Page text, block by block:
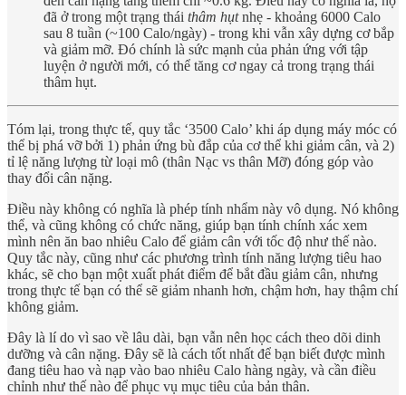
đã ở trong một trạng thái thâm hụtnhẹ - khoảng 6000 Calo
sau 8 tuần (~100 Calo/ngày) - trong khi vẫn xây dựng cơ bắp
và giảm mỡ. Đó chính là sức mạnh của phản ứng với tập
luyện ở người mới, có thể tăng cơ ngay cả trong trạng thái
thâm hụt.
Tóm lại, trong thực tế, quy tắc ‘3500 Calo’ khi áp dụng máy móc có
thể bị phá vỡ bởi 1) phản ứng bù đắp của cơ thể khi giảm cân, và 2)
tỉ lệ năng lượng từ loại mô (thân Nạc vs thân Mỡ) đóng góp vào
thay đổi cân nặng.
Điều này không có nghĩa là phép tính nhẩm này vô dụng. Nó không
thể, và cũng không có chức năng, giúp bạn tính chính xác xem
mình nên ăn bao nhiêu Calo để giảm cân với tốc độ như thế nào.
Quy tắc này, cũng như các phương trình tính năng lượng tiêu hao
khác, sẽ cho bạn một xuất phát điểm để bắt đầu giảm cân, nhưng
trong thực tế bạn có thể sẽ giảm nhanh hơn, chậm hơn, hay thậm chí
không giảm.
Đây là lí do vì sao về lâu dài, bạn vẫn nên học cách theo dõi dinh
dưỡng và cân nặng. Đây sẽ là cách tốt nhất để bạn biết được mình
đang tiêu hao và nạp vào bao nhiêu Calo hàng ngày, và cần điều
chỉnh như thế nào để phục vụ mục tiêu của bản thân.